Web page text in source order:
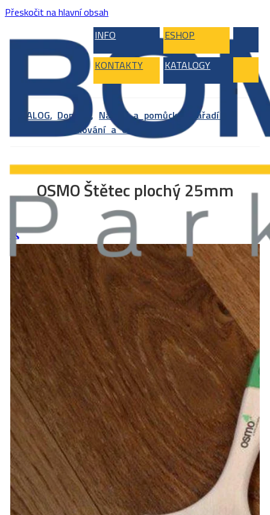
Přeskočit na hlavní obsah
INFO
ESHOP
KONTAKTY KATALOGY
KATALOG, Doplňky, Nářadí a pomůcky
Nářadí a
pomůcky na lakování a olejování
OSMO Štětec plochý 25mm
🔍